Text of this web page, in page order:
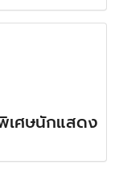
เศษนักแสดง